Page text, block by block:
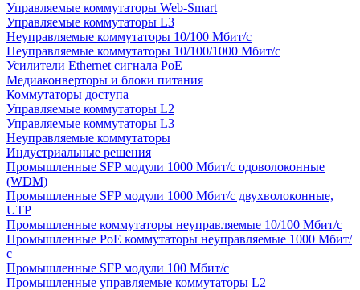
Управляемые коммутаторы Web-Smart
Управляемые коммутаторы L3
Неуправляемые коммутаторы 10/100 Мбит/с
Неуправляемые коммутаторы 10/100/1000 Мбит/с
Усилители Ethernet сигнала PoE
Медиаконверторы и блоки питания
Коммутаторы доступа
Управляемые коммутаторы L2
Управляемые коммутаторы L3
Неуправляемые коммутаторы
Индустриальные решения
Промышленные SFP модули 1000 Мбит/c одоволоконные
(WDM)
Промышленные SFP модули 1000 Мбит/c двухволоконные,
UTP
Промышленные коммутаторы неуправляемые 10/100 Мбит/с
Промышленные PoE коммутаторы неуправляемые 1000 Мбит/
с
Промышленные SFP модули 100 Мбит/c
Промышленные управляемые коммутаторы L2